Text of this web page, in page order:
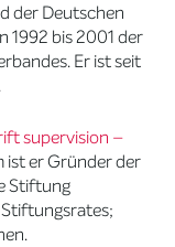
der Deutschen
1992 bis 2001 der
Er ist seit
supervision –
ist er Gründer der
Stiftung